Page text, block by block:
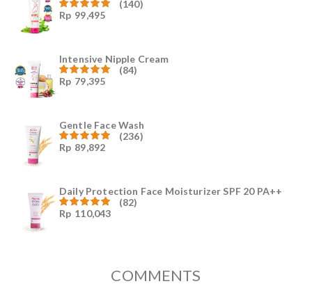
Dinilai
(140)
Rp 99,495
Intensive Nipple Cream
Dinilai
(84)
Rp 79,395
Gentle Face Wash
Dinilai
(236)
Rp 89,892
Daily Protection Face Moisturizer SPF 20 PA++
Dinilai
(82)
Rp 110,043
COMMENTS